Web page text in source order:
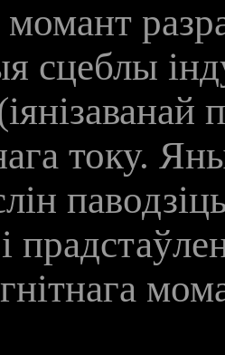
сцеблы
току.